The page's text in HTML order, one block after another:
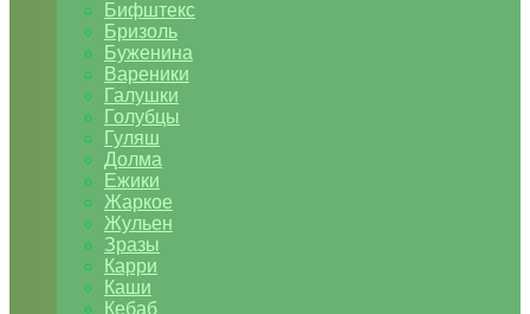
Бифштекс
Бризоль
Буженина
Вареники
Галушки
Голубцы
Гуляш
Долма
Ежики
Жаркое
Жульен
Зразы
Карри
Каши
Кебаб